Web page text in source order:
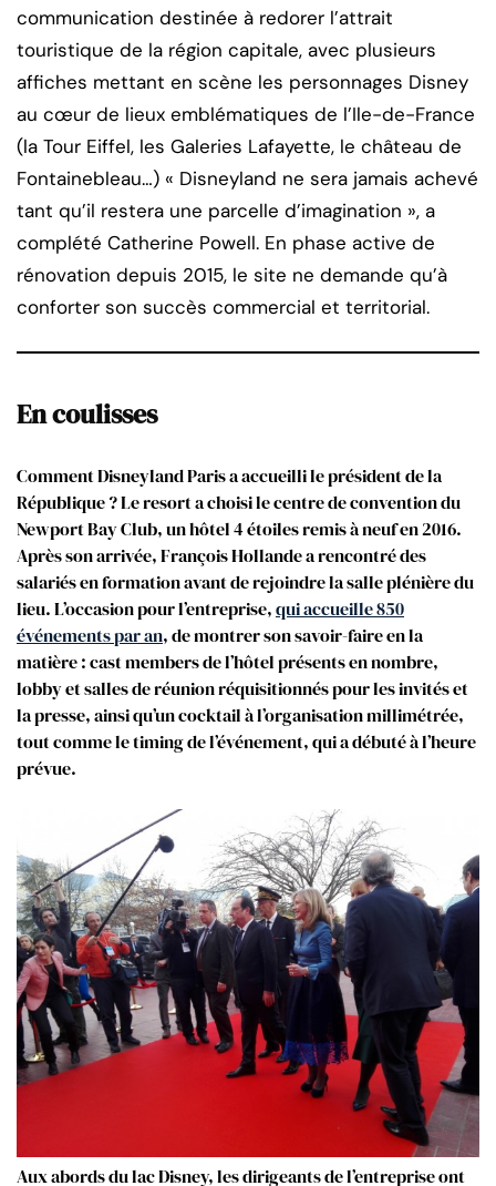
communication destinée à redorer l’attrait
touristique de la région capitale, avec plusieurs
affiches mettant en scène les personnages Disney
au cœur de lieux emblématiques de l’Ile-de-France
(la Tour Eiffel, les Galeries Lafayette, le château de
Fontainebleau…) « Disneyland ne sera jamais achevé
tant qu’il restera une parcelle d’imagination », a
complété Catherine Powell. En phase active de
rénovation depuis 2015, le site ne demande qu’à
conforter son succès commercial et territorial.
En coulisses
Comment Disneyland Paris a accueilli le président de la
République ? Le resort a choisi le centre de convention du
Newport Bay Club, un hôtel 4 étoiles remis à neuf en 2016.
Après son arrivée, François Hollande a rencontré des
salariés en formation avant de rejoindre la salle plénière du
lieu. L’occasion pour l’entreprise,qui accueille 850
événements par an, de montrer son savoir-faire en la
matière : cast members de l’hôtel présents en nombre,
lobby et salles de réunion réquisitionnés pour les invités et
la presse, ainsi qu’un cocktail à l’organisation millimétrée,
tout comme le timing de l’événement, qui a débuté à l’heure
prévue.
Aux abords du lac Disney, les dirigeants de l’entreprise ont